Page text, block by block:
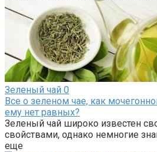
Зеленый чай 0
Все о зеленом чае, как
ему нет равных?
Зеленый чай широко известен
свойствами, однако немногие
еще